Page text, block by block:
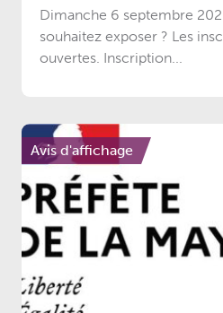
Dimanche 6 septembre
souhaitez exposer ? Les
ouvertes. Inscription...
Avis d'affichage